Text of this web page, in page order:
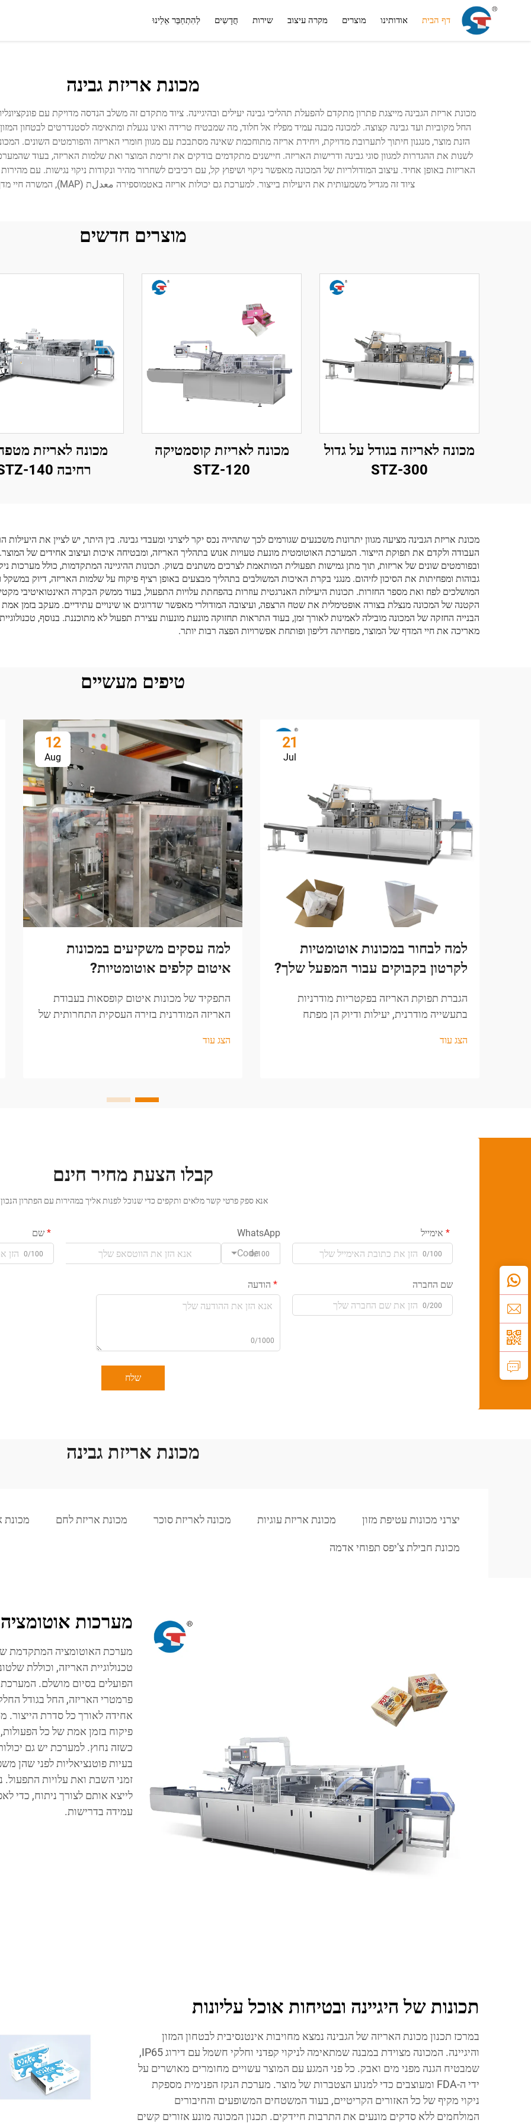
דף הבית אודותינו מוצרים מקרה עיצוב שירות חֲדָשִים לְהִתְחַבֵּר אֵלֵינוּ
מכונת אריזת גבינה
מכונת אריזת הגבינה מייצגת פתרון מתקדם להפעלת תהליכי גבינה יעילים ובהיגיינה. ציוד מתקדם זה משלב הנדסה מדויקת עם
החל מקוביות ועד גבינה קצוצה. למכונה מבנה עמיד מפליז אל חלוד, מה שמבטיח טרידה ואינו נגעלת ומתאימה לסטנדרטים לבטחון
הזנת מוצר, מנגנון חיתוך לתערובת מדויקת, ויחידת אריזה מתוחכמת שאינה מסתבכת עם מגוון חומרי האריזה והפורמטים השונים.
לשנות את ההגדרות למגוון סוגי גבינה ודרישות האריזה. חיישנים מתקדמים בודקים את זרימת המוצר ואת שלמות האריזה, בעוד
ציוד זה מגדיל משמעותית את היעילות בייצור. למערכת גם יכולות אריזה באטמוספירה معدلת (MAP), המשרה חיי מדף ארוכים יותר ומתמינה את איכות הגבינה.
מוצרים חדשים
מכונה לאריזה בגודל על גדול
STZ-300
מכונה לאריזת קוסמטיקה
STZ-120
מכונה לאריזת
רחיבה STZ-140
מכונת אריזת הגבינה מציעה מגוון יתרונות משכנעים שגורמים לכך שתהייה נכס יקר ליצרני ומעבדי גבינה. בין היתר, יש לציין את
העבודה ולקדם את תפוקת הייצור. המערכת האוטומטית מונעת טעויות אנוש בתהליך האריזה, ומבטיחה איכות ועיצוב אחידים של
ובפורמטים שונים של אריזות, תוך מתן גמישות תפעולית המותאמת לצרכים משתנים בשוק. תכונות ההיגיינה המתקדמות, כולל מערכות
גבוהות ומפחיתות את הסיכון לזיהום. מנגני בקרת האיכות המשולבים בתהליך מבצעים באופן רציף פיקוח על שלמות האריזה, דיוק
המושלכים לפח ואת מספר החזרות. תכונות היעילות האנרגטית עוזרות בהפחתת עלויות התפעול, בעוד ממשק הבקרה האינטואיטיבי
הקטנה של המכונה מנצלת בצורה אופטימלית את שטח הרצפה, ועיצובה המודולרי מאפשר שדרוגים או שינויים עתידיים. מעקב בזמן אמת
מאריכה את חיי המדף של המוצר, מפחיתה דליפון ופותחת אפשרויות הפצה רבות יותר.
טיפים מעשיים
21
Jul
למה לבחור במכונות אוטומטיות
לקרטון בקבוקים עבור המפעל שלך?
הגברת תפוקת האריזה בפקטריות מודרניות
בתעשייה מודרנית, יעילות ודיוק הן מפתח
חשוב במיוחד הוא בתהליך האריזה, במיוחד
הצג עוד
12
Aug
למה עסקים משקיעים במכונות
איטום קלפים אוטומטיות?
התפקיד של מכונות איטום קופסאות בעבודת
האריזה המודרנית בזירה העסקית התחרותית של
האריזה הן קריטיות להצלחה. מכונת איטום
הצג עוד
קבלו הצעת מחיר חינם
אנא ספק פרטי קשר מלאים ותקפים כדי שנוכל לפנות אליך במהירות עם הפתרון
אימייל
0/100
WhatsApp
Code0/100
שם
0/100
שם החברה
0/200
הודעה
0/1000
שלח
מכונת אריזת גבינה
יצרני מכונות עטיפת מזון מכונת אריזת עוגיות מכונה לאריזת סוכר מכונת אריזת לחם מכונת
מכונת חבילת צ'יפס תפוחי אדמה
מערכות
מערכת האוטומציה המתקדמת
הפועלים בסיום מושלם.
פרמטרי האריזה, החל בגודל
אחידה לאורך כל סדרת הייצור.
כשזה נחוץ. למערכת יש גם
בעיות פוטנציאליות לפני שהן
זמני השבת ואת עלויות התפעול.
עמידה בדרישות.
תכונות של היגיינה ובטיחות אוכל עליונות
במרכז תכנון מכונת האריזה של הגבינה נמצא מחויבות אינטנסיבית לבטחון המזון
והיגיינה. המכונה מצוידת במבנה שמתאימה לניקוי קפדני וחלקי חשמל עם דירוג IP65,
שמבטיח הגנה מפני מים ואבק. כל פני המגע עם המוצר עשויים מחומרים מאושרים על
ידי ה-FDA ומעוצבים כדי למנוע הצטברות של מוצר. מערכת הנקז הפנימית מספקת
ניקוי מקיף של כל האזורים הקריטיים, בעוד המשטחים המשופעים והחיבורים
המולחמים ללא סדקים מונעים את התרבות חיידקים. תכנון המכונה מונע אזורים קשים